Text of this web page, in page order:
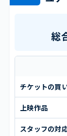
総
チケットの買
上映作品
スタッフの対